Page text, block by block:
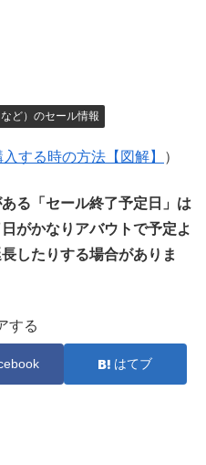
ど）のセール情報
する時の方法【図解】 ）
る「セール終了予定日」は
がかなりアバウトで予定よ
したりする場合がありま
する
はてブ